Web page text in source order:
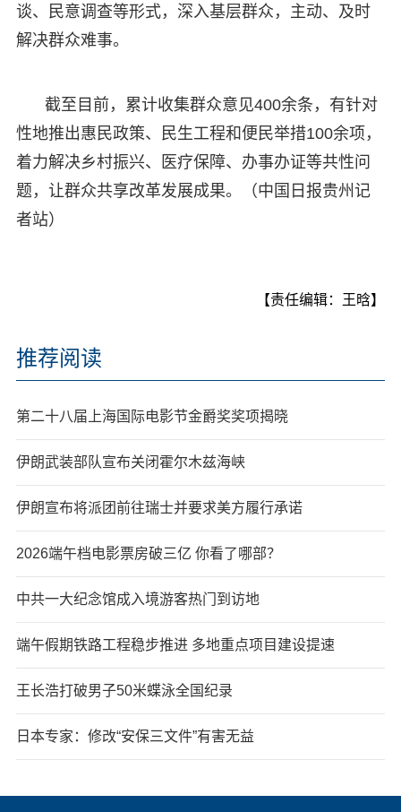
谈、民意调查等形式，深入基层群众，主动、及时
解决群众难事。
截至目前，累计收集群众意见400余条，有针对
性地推出惠民政策、民生工程和便民举措100余项，
着力解决乡村振兴、医疗保障、办事办证等共性问
题，让群众共享改革发展成果。（中国日报贵州记
者站）
【责任编辑：王晗】
推荐阅读
第二十八届上海国际电影节金爵奖奖项揭晓
伊朗武装部队宣布关闭霍尔木兹海峡
伊朗宣布将派团前往瑞士并要求美方履行承诺
2026端午档电影票房破三亿 你看了哪部？
中共一大纪念馆成入境游客热门到访地
端午假期铁路工程稳步推进 多地重点项目建设提速
王长浩打破男子50米蝶泳全国纪录
日本专家：修改“安保三文件”有害无益